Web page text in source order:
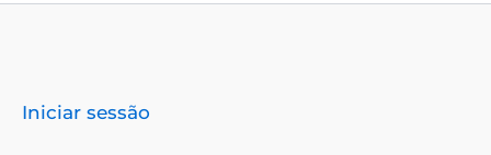
Iniciar sessão